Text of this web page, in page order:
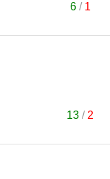
6/ 1
13 / 2